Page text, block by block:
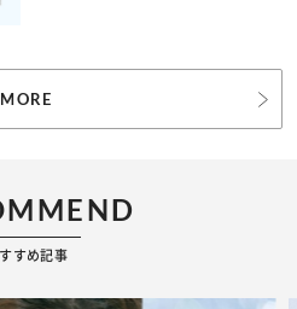
MORE
すめ記事